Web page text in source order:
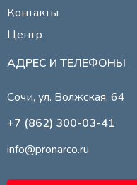
Контакты
Центр
АДРЕС И ТЕЛЕФОНЫ
Сочи, ул. Волжская, 64
+7 (862) 300-03-41
info@pronarco.ru